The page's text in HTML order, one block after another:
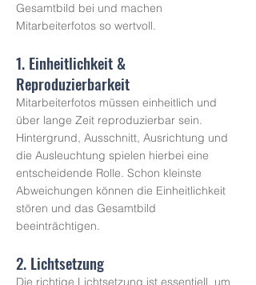
Gesamtbild bei und machen
Mitarbeiterfotos so wertvoll.
1. Einheitlichkeit &
Reproduzierbarkeit
Mitarbeiterfotos müssen einheitlich und
über lange Zeit reproduzierbar sein.
Hintergrund, Ausschnitt, Ausrichtung und
die Ausleuchtung spielen hierbei eine
entscheidende Rolle. Schon kleinste
Abweichungen können die Einheitlichkeit
stören und das Gesamtbild
beeinträchtigen.
2. Lichtsetzung
Die richtige Lichtsetzung ist essentiell, um